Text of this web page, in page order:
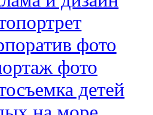
фото
фото
детей